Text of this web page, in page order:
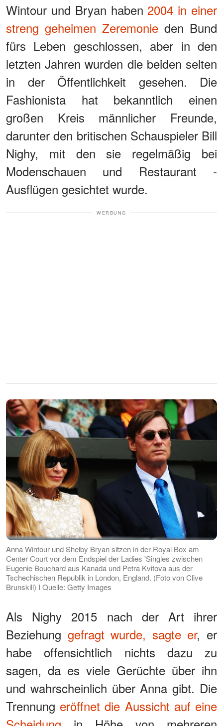
Wintour und Bryan haben 2004 in einer
streng geheimen Zeremonie den Bund
fürs Leben geschlossen, aber in den
letzten Jahren wurden die beiden selten
in der Öffentlichkeit gesehen. Die
Fashionista hat bekanntlich einen
großen Kreis männlicher Freunde,
darunter den britischen Schauspieler Bill
Nighy, mit den sie regelmäßig bei
Modenschauen und Restaurant -
Ausflügen gesichtet wurde.
WERBUNG
Anna Wintour und Shelby Bryan sitzen in der Royal Box am
Center Court vor dem Endspiel der Ladies 'Singles zwischen
Eugenie Bouchard aus Kanada und Petra Kvitova aus der
Tschechischen Republik in London, England. (Foto von Clive
Brunskill) I Quelle: Getty Images
Als Nighy 2015 nach der Art ihrer
Beziehung gefragt wurde, sagte er, er
habe offensichtlich nichts dazu zu
sagen, da es viele Gerüchte über ihn
und wahrscheinlich über Anna gibt. Die
Trennung eröffnet die Aussicht auf eine